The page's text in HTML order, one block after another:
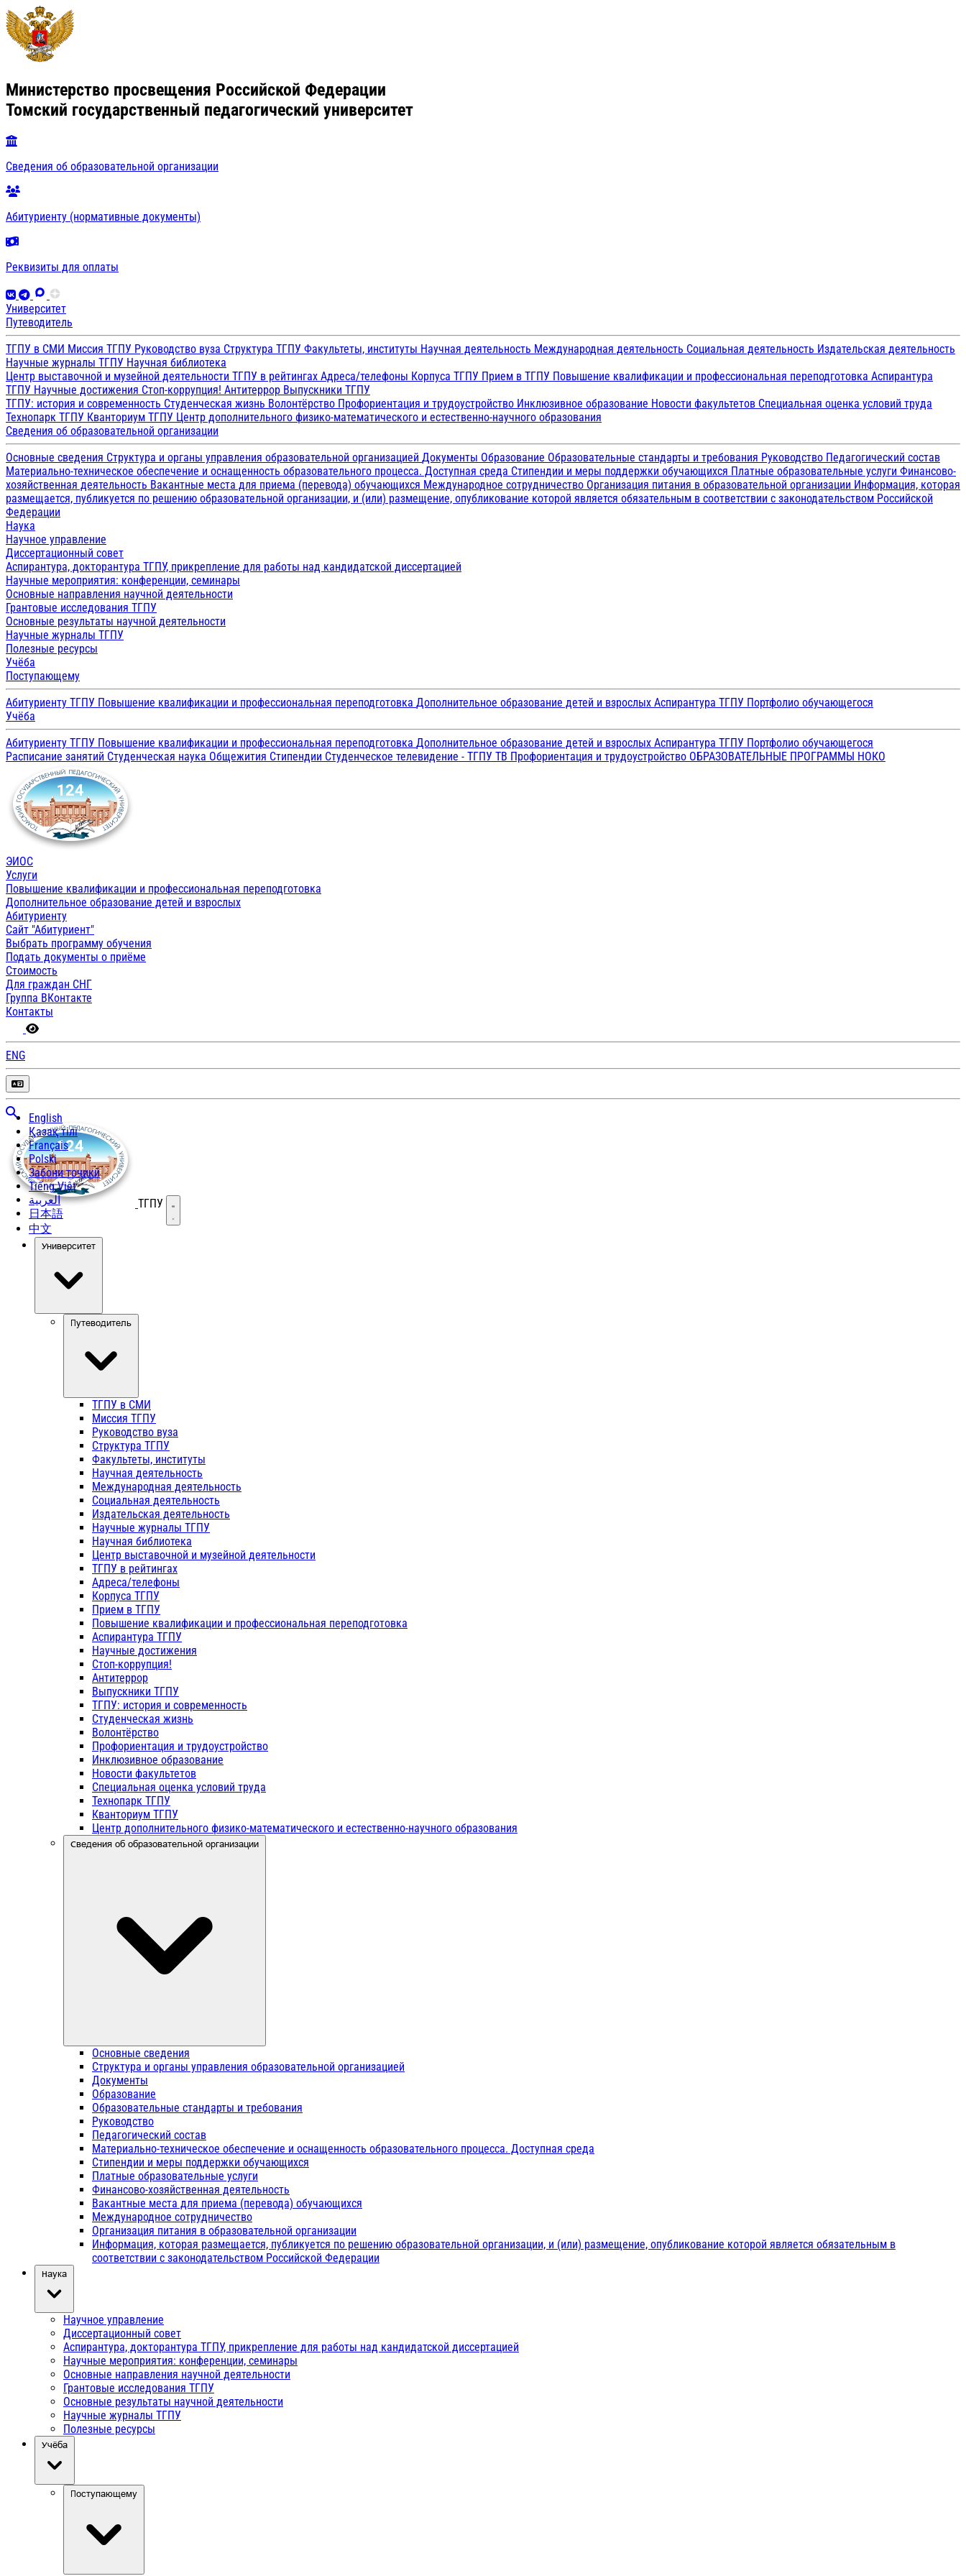
Министерство просвещения Российской Федерации
Томский государственный педагогический университет
Сведения об образовательной организации
Абитуриенту (нормативные документы)
Реквизиты для оплаты
Университет
Путеводитель
ТГПУ в СМИ Миссия ТГПУ Руководство вуза Структура ТГПУ Факультеты, институты Научная деятельность Международная деятельность Социальная деятельность Издательская деятельность
Научные журналы ТГПУ Научная библиотека
Центр выставочной и музейной деятельности ТГПУ в рейтингах Адреса/телефоны Корпуса ТГПУ Прием в ТГПУ Повышение квалификации и профессиональная переподготовка Аспирантура
ТГПУ Научные достижения Стоп-коррупция! Антитеррор Выпускники ТГПУ
ТГПУ: история и современность Студенческая жизнь Волонтёрство Профориентация и трудоустройство Инклюзивное образование Новости факультетов Специальная оценка условий труда
Технопарк ТГПУ Кванториум ТГПУ Центр дополнительного физико-математического и естественно-научного образования
Сведения об образовательной организации
Основные сведения Структура и органы управления образовательной организацией Документы Образование Образовательные стандарты и требования Руководство Педагогический состав
Материально-техническое обеспечение и оснащенность образовательного процесса. Доступная среда Стипендии и меры поддержки обучающихся Платные образовательные услуги Финансово-
хозяйственная деятельность Вакантные места для приема (перевода) обучающихся Международное сотрудничество Организация питания в образовательной организации Информация, которая
размещается, публикуется по решению образовательной организации, и (или) размещение, опубликование которой является обязательным в соответствии с законодательством Российской
Федерации
Наука
Научное управление
Диссертационный совет
Аспирантура, докторантура ТГПУ, прикрепление для работы над кандидатской диссертацией
Научные мероприятия: конференции, семинары
Основные направления научной деятельности
Грантовые исследования ТГПУ
Основные результаты научной деятельности
Научные журналы ТГПУ
Полезные ресурсы
Учёба
Поступающему
Абитуриенту ТГПУ Повышение квалификации и профессиональная переподготовка Дополнительное образование детей и взрослых Аспирантура ТГПУ Портфолио обучающегося
Учёба
Абитуриенту ТГПУ Повышение квалификации и профессиональная переподготовка Дополнительное образование детей и взрослых Аспирантура ТГПУ Портфолио обучающегося
Расписание занятий Студенческая наука Общежития Стипендии Студенческое телевидение - ТГПУ ТВ Профориентация и трудоустройство ОБРАЗОВАТЕЛЬНЫЕ ПРОГРАММЫ НОКО
ЭИОС
Услуги
Повышение квалификации и профессиональная переподготовка
Дополнительное образование детей и взрослых
Абитуриенту
Сайт "Абитуриент"
Выбрать программу обучения
Подать документы о приёме
Стоимость
Для граждан СНГ
Группа ВКонтакте
Контакты
ENG
English
Қазақ тілі
Français
Polski
Забони тоҷикӣ
Tiếng Việt
العربية
日本語
中文
ТГПУ Открыть меню
Университет
Путеводитель
ТГПУ в СМИ
Миссия ТГПУ
Руководство вуза
Структура ТГПУ
Факультеты, институты
Научная деятельность
Международная деятельность
Социальная деятельность
Издательская деятельность
Научные журналы ТГПУ
Научная библиотека
Центр выставочной и музейной деятельности
ТГПУ в рейтингах
Адреса/телефоны
Корпуса ТГПУ
Прием в ТГПУ
Повышение квалификации и профессиональная переподготовка
Аспирантура ТГПУ
Научные достижения
Стоп-коррупция!
Антитеррор
Выпускники ТГПУ
ТГПУ: история и современность
Студенческая жизнь
Волонтёрство
Профориентация и трудоустройство
Инклюзивное образование
Новости факультетов
Специальная оценка условий труда
Технопарк ТГПУ
Кванториум ТГПУ
Центр дополнительного физико-математического и естественно-научного образования
Сведения об образовательной организации
Основные сведения
Структура и органы управления образовательной организацией
Документы
Образование
Образовательные стандарты и требования
Руководство
Педагогический состав
Материально-техническое обеспечение и оснащенность образовательного процесса. Доступная среда
Стипендии и меры поддержки обучающихся
Платные образовательные услуги
Финансово-хозяйственная деятельность
Вакантные места для приема (перевода) обучающихся
Международное сотрудничество
Организация питания в образовательной организации
Информация, которая размещается, публикуется по решению образовательной организации, и (или) размещение, опубликование которой является обязательным в
соответствии с законодательством Российской Федерации
Наука
Научное управление
Диссертационный совет
Аспирантура, докторантура ТГПУ, прикрепление для работы над кандидатской диссертацией
Научные мероприятия: конференции, семинары
Основные направления научной деятельности
Грантовые исследования ТГПУ
Основные результаты научной деятельности
Научные журналы ТГПУ
Полезные ресурсы
Учёба
Поступающему